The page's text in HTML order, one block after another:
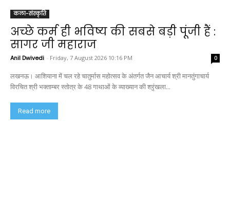
कला-संस्कृति
अच्छे कर्म ही भविष्य की सबसे बड़ी पूंजी हैं :
सागर जी महाराज
Anil Dwivedi - Friday, 7 August 2026 10:16 PM 0
लखनऊ। आशियाना में चल रहे चातुर्मास महोत्सव के अंतर्गत जैन आचार्य श्री मानतुंगाचार्य
विरचित श्री भक्ताम्बर स्तोत्र के 48 गाथाओं के व्याख्यान की श्रृंखला...
Read more